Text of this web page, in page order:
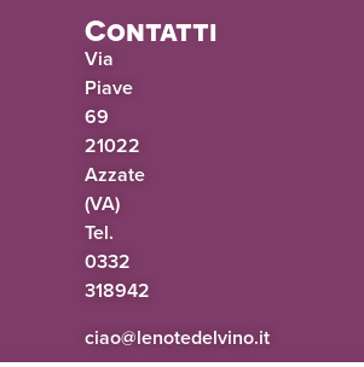
Contatti
Via
Piave
69
21022
Azzate
(VA)
Tel.
0332
318942
ti.onivledetonel
@oaic